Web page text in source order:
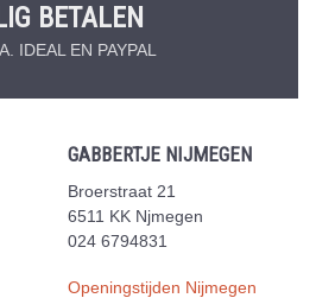
BETALEN
IDEAL EN PAYPAL
GABBERTJE NIJMEGEN
Broerstraat 21
6511 KK Njmegen
024 6794831
Openingstijden Nijmegen